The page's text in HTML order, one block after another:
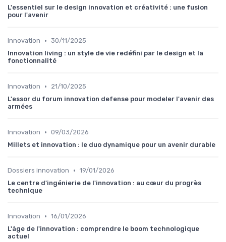
L'essentiel sur le design innovation et créativité : une fusion
pour l'avenir
Innovation • 30/11/2025
Innovation living : un style de vie redéfini par le design et la
fonctionnalité
Innovation •
21/10/2025
L'essor du forum innovation defense pour modeler l'avenir des
armées
Innovation • 09/03/2026
Millets et innovation : le duo dynamique pour un avenir durable
Dossiers innovation • 19/01/2026
Le centre d'ingénierie de l'innovation : au cœur du progrès
technique
Innovation • 16/01/2026
L'âge de l'innovation : comprendre le boom technologique
actuel